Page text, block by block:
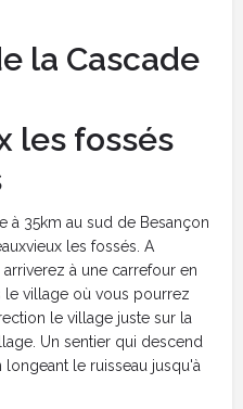
la Cascade
les fossés
à 35km au sud de Besançon
les fossés. A
à une carrefour en
le village où vous pourrez
le village juste sur la
Un sentier qui descend
le ruisseau jusqu'à